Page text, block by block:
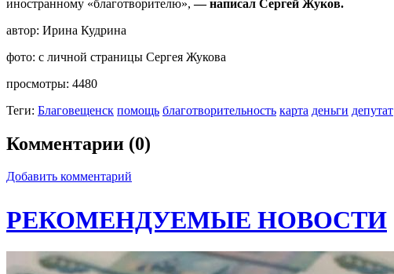
иностранному «благотворителю»,— написал Сергей Жуков.
автор: Ирина Кудрина
фото: с личной страницы Сергея Жукова
просмотры: 4480
Теги: Благовещенск помощь благотворительность карта деньги депутат
Комментарии (0)
Добавить комментарий
РЕКОМЕНДУЕМЫЕ НОВОСТИ